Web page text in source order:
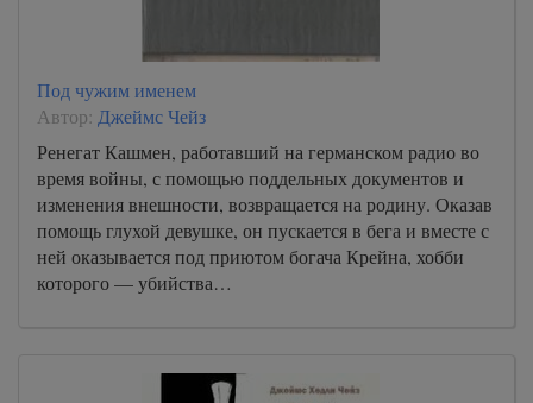
Под чужим именем
Автор: Джеймс Чейз
Ренегат Кашмен, работавший на германском радио во
время войны, с помощью поддельных документов и
изменения внешности, возвращается на родину. Оказав
помощь глухой девушке, он пускается в бега и вместе с
ней оказывается под приютом богача Крейна, хобби
которого — убийства…